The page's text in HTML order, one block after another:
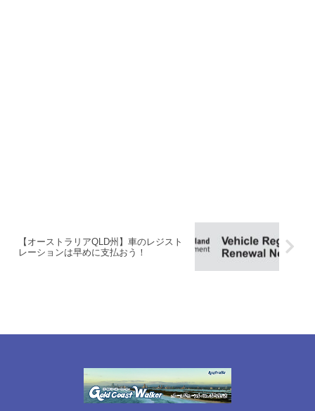
【オーストラリアQLD州】車のレジスト
レーションは早めに支払おう！